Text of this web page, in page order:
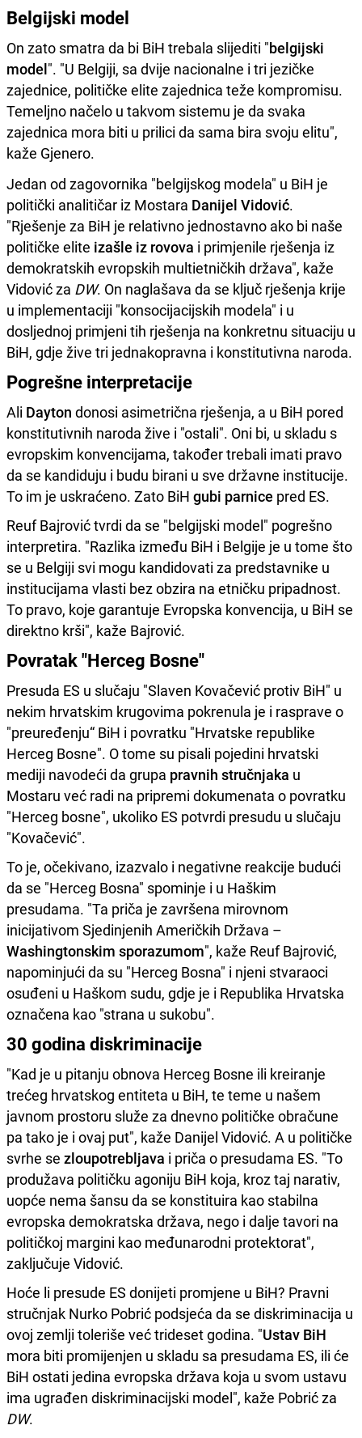
Belgijski model
On zato smatra da bi BiH trebala slijediti "belgijski
model". "U Belgiji, sa dvije nacionalne i tri jezičke
zajednice, političke elite zajednica teže kompromisu.
Temeljno načelo u takvom sistemu je da svaka
zajednica mora biti u prilici da sama bira svoju elitu",
kaže Gjenero.
Jedan od zagovornika "belgijskog modela" u BiH je
politički analitičar iz Mostara Danijel Vidović.
"Rješenje za BiH je relativno jednostavno ako bi naše
političke elite izašle iz rovova i primjenile rješenja iz
demokratskih evropskih multietničkih država", kaže
Vidović za DW. On naglašava da se ključ rješenja krije
u implementaciji "konsocijacijskih modela" i u
dosljednoj primjeni tih rješenja na konkretnu situaciju u
BiH, gdje žive tri jednakopravna i konstitutivna naroda.
Pogrešne interpretacije
Ali Dayton donosi asimetrična rješenja, a u BiH pored
konstitutivnih naroda žive i "ostali". Oni bi, u skladu s
evropskim konvencijama, također trebali imati pravo
da se kandiduju i budu birani u sve državne institucije.
To im je uskraćeno. Zato BiH gubi parnice pred ES.
Reuf Bajrović tvrdi da se "belgijski model" pogrešno
interpretira. "Razlika između BiH i Belgije je u tome što
se u Belgiji svi mogu kandidovati za predstavnike u
institucijama vlasti bez obzira na etničku pripadnost.
To pravo, koje garantuje Evropska konvencija, u BiH se
direktno krši", kaže Bajrović.
Povratak "Herceg Bosne"
Presuda ES u slučaju "Slaven Kovačević protiv BiH" u
nekim hrvatskim krugovima pokrenula je i rasprave o
"preuređenju“ BiH i povratku "Hrvatske republike
Herceg Bosne". O tome su pisali pojedini hrvatski
mediji navodeći da grupa pravnih stručnjaka u
Mostaru već radi na pripremi dokumenata o povratku
"Herceg bosne", ukoliko ES potvrdi presudu u slučaju
"Kovačević".
To je, očekivano, izazvalo i negativne reakcije budući
da se "Herceg Bosna" spominje i u Haškim
presudama. "Ta priča je završena mirovnom
inicijativom Sjedinjenih Američkih Država –
Washingtonskim sporazumom", kaže Reuf Bajrović,
napominjući da su "Herceg Bosna" i njeni stvaraoci
osuđeni u Haškom sudu, gdje je i Republika Hrvatska
označena kao "strana u sukobu".
30 godina diskriminacije
"Kad je u pitanju obnova Herceg Bosne ili kreiranje
trećeg hrvatskog entiteta u BiH, te teme u našem
javnom prostoru služe za dnevno političke obračune
pa tako je i ovaj put", kaže Danijel Vidović. A u političke
svrhe se zloupotrebljava i priča o presudama ES. "To
produžava političku agoniju BiH koja, kroz taj narativ,
uopće nema šansu da se konstituira kao stabilna
evropska demokratska država, nego i dalje tavori na
političkoj margini kao međunarodni protektorat",
zaključuje Vidović.
Hoće li presude ES donijeti promjene u BiH? Pravni
stručnjak Nurko Pobrić podsjeća da se diskriminacija u
ovoj zemlji toleriše već trideset godina. "Ustav BiH
mora biti promijenjen u skladu sa presudama ES, ili će
BiH ostati jedina evropska država koja u svom ustavu
ima ugrađen diskriminacijski model", kaže Pobrić za
DW.